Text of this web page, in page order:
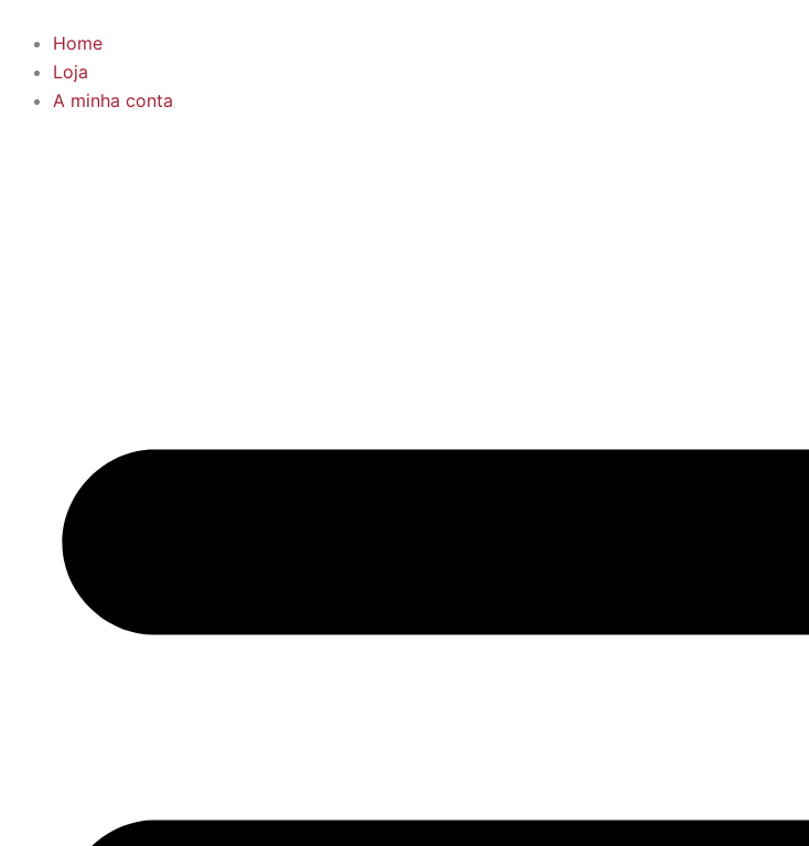
content
Home
Loja
A minha conta